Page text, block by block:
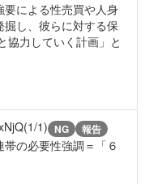
要による性売買や人身
し、彼らに対する保
協力していく計画」と
1) NG 報告
の必要性強調＝「６